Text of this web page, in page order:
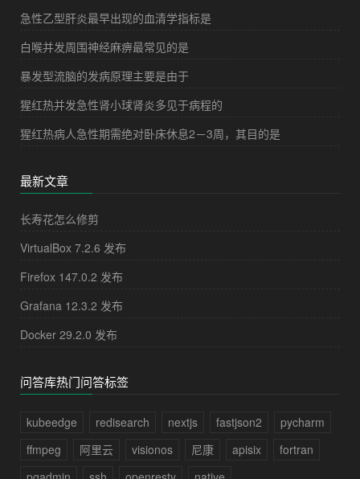
急性乙型肝炎最早出现的血清学指标是
白喉并发周围神经麻痹最常见的是
暴发型流脑的发病原理主要是由于
猩红热并发急性肾小球肾炎多见于病程的
猩红热病人急性期需绝对卧床休息2－3周，其目的是
最新文章
长寿花怎么修剪
VirtualBox 7.2.6 发布
Firefox 147.0.2 发布
Grafana 12.3.2 发布
Docker 29.2.0 发布
问答库热门问答标签
kubeedge redisearch nextjs fastjson2
pycharm
ffmpeg
阿里云 visionos 尼康 apisix
fortran